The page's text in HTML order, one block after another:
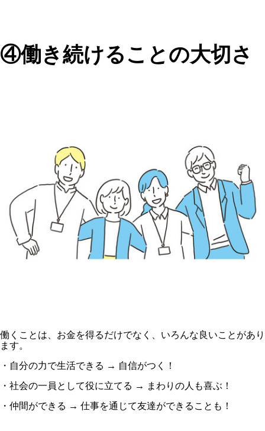
④働き続けることの大切さ
働くことは、お金を得るだけでなく、いろんな良いことがあり
ます。
・自分の力で生活できる → 自信がつく！
・社会の一員として役に立てる → まわりの人も喜ぶ！
・仲間ができる → 仕事を通じて友達ができることも！